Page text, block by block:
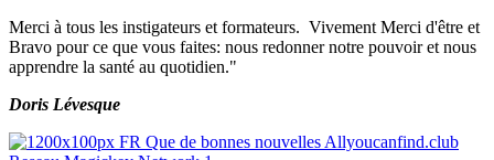
Merci à tous les instigateurs et formateurs. Vivement Merci d'être et
Bravo pour ce que vous faites: nous redonner notre pouvoir et nous
apprendre la santé au quotidien."
Doris Lévesque